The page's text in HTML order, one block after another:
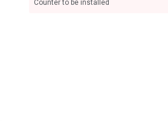
Counter to be installed